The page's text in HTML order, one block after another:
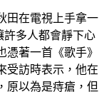
田在電視上手拿一
多人都會靜下心
憑著一首《歌手》
受訪時表示，他在